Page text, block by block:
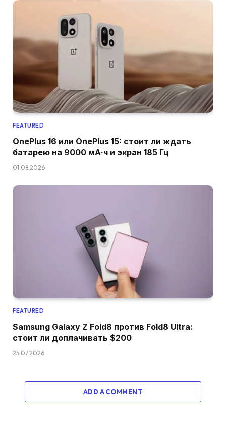
FEATURED
OnePlus 16 или OnePlus 15: стоит ли ждать
батарею на 9000 мА·ч и экран 185 Гц
01.08.2026
FEATURED
Samsung Galaxy Z Fold8 против Fold8 Ultra:
стоит ли доплачивать $200
25.07.2026
ADD A COMMENT